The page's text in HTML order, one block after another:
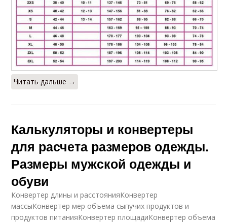
Читать дальше →
Калькуляторы и конвертеры
для расчета размеров одежды.
Размеры мужской одежды и
обуви
Конвертер длины и расстоянияКонвертер
массыКонвертер мер объема сыпучих продуктов и
продуктов питанияКонвертер площадиКонвертер объема